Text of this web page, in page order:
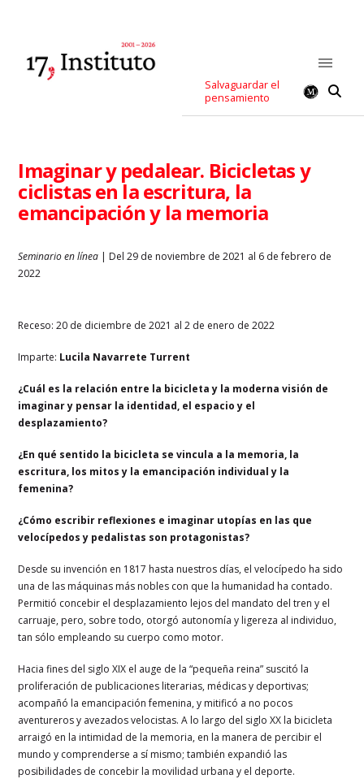
Salvaguardar el
pensamiento
Imaginar y pedalear. Bicicletas y
ciclistas en la escritura, la
emancipación y la memoria
Seminario en línea | Del 29 de noviembre de 2021 al 6 de febrero de
2022
Receso: 20 de diciembre de 2021 al 2 de enero de 2022
Imparte: Lucila Navarrete Turrent
¿Cuál es la relación entre la bicicleta y la moderna visión de
imaginar y pensar la identidad, el espacio y el
desplazamiento?
¿En qué sentido la bicicleta se vincula a la memoria, la
escritura, los mitos y la emancipación individual y la
femenina?
¿Cómo escribir reflexiones e imaginar utopías en las que
velocípedos y pedalistas son protagonistas?
Desde su invención en 1817 hasta nuestros días, el velocípedo ha sido
una de las máquinas más nobles con que la humanidad ha contado.
Permitió concebir el desplazamiento lejos del mandato del tren y el
carruaje, pero, sobre todo, otorgó autonomía y ligereza al individuo,
tan sólo empleando su cuerpo como motor.
Hacia fines del siglo XIX el auge de la “pequeña reina” suscitó la
proliferación de publicaciones literarias, médicas y deportivas;
acompañó la emancipación femenina, y mitificó a no pocos
aventureros y avezados velocistas. A lo largo del siglo XX la bicicleta
arraigó en la intimidad de la memoria, en la manera de percibir el
mundo y comprenderse a sí mismo; también expandió las
posibilidades de concebir la movilidad urbana y el deporte.